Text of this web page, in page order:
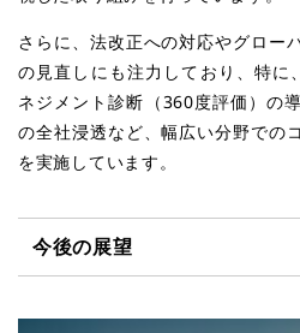
さらに、法改正への対応やグロー
の見直しにも注力しており、特に
ネジメント診断（360度評価）の
の全社浸透など、幅広い分野での
を実施しています。
今後の展望